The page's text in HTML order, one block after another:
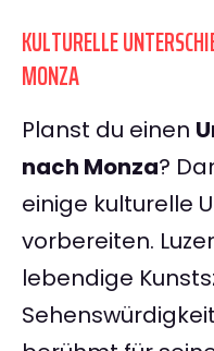
KULTURELLE
MONZA
Planst du einen
nach Monza?
einige kulturelle
vorbereiten.
lebendige